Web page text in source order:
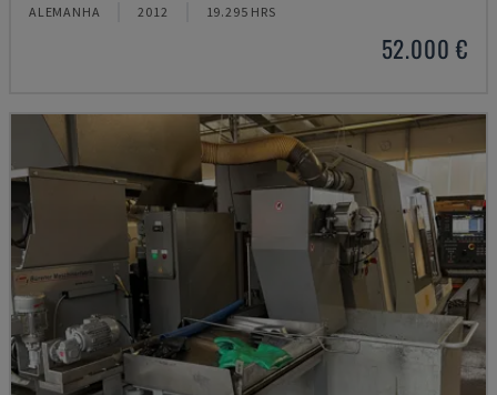
ALEMANHA 2012 19.295 HRS
52.000 €